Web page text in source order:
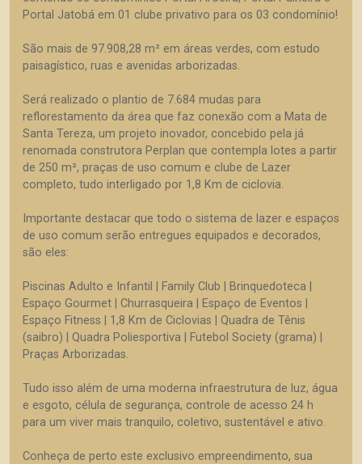
Portal Jatobá em 01 clube privativo para os 03 condomínio!
São mais de 97.908,28 m² em áreas verdes, com estudo
paisagístico, ruas e avenidas arborizadas.
Será realizado o plantio de 7.684 mudas para
reflorestamento da área que faz conexão com a Mata de
Santa Tereza, um projeto inovador, concebido pela já
renomada construtora Perplan que contempla lotes a partir
de 250 m², praças de uso comum e clube de Lazer
completo, tudo interligado por 1,8 Km de ciclovia.
Importante destacar que todo o sistema de lazer e espaços
de uso comum serão entregues equipados e decorados,
são eles:
Piscinas Adulto e Infantil | Family Club | Brinquedoteca |
Espaço Gourmet | Churrasqueira | Espaço de Eventos |
Espaço Fitness | 1,8 Km de Ciclovias | Quadra de Tênis
(saibro) | Quadra Poliesportiva | Futebol Society (grama) |
Praças Arborizadas.
Tudo isso além de uma moderna infraestrutura de luz, água
e esgoto, célula de segurança, controle de acesso 24 h
para um viver mais tranquilo, coletivo, sustentável e ativo.
Conheça de perto este exclusivo empreendimento, sua